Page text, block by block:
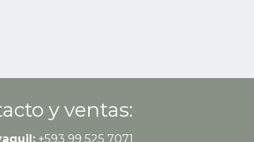
y ventas:
+593 99 525 7071